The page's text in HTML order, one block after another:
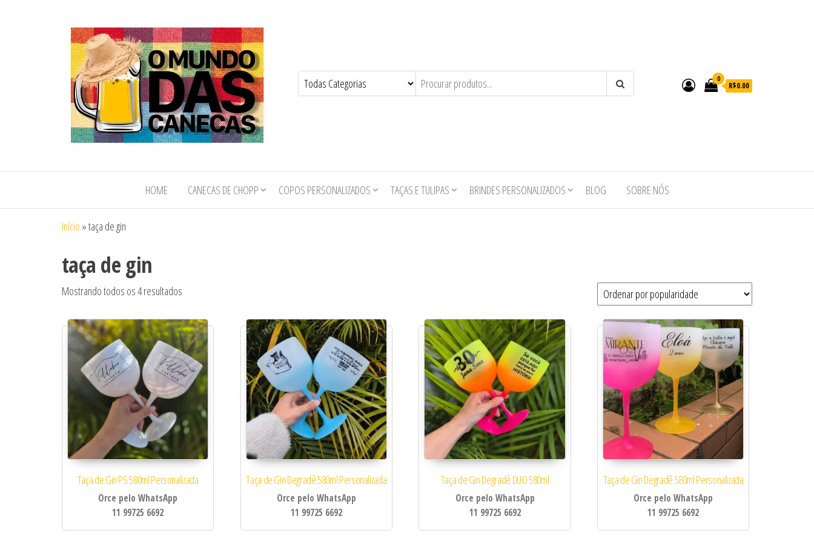
Personalizados
Canecas de
0
R$0.00
HOME CANECAS DE CHOPP COPOS PERSONALIZADOS TAÇAS E TULIPAS BRINDES PERSONALIZADOS BLOG SOBRE NÓS
Início »taça de gin
taça de gin
Mostrando todos os 4 resultados
Taça de Gin PS 580ml Personalizada
Orce pelo WhatsApp
11 99725 6692
Taça de Gin Degradê 580ml Personalizada
Orce pelo WhatsApp
11 99725 6692
Taça de Gin Degradê DUO 580ml
Orce pelo WhatsApp
11 99725 6692
Taça de Gin Degradê 580ml Personalizada
Orce pelo WhatsApp
11 99725 6692